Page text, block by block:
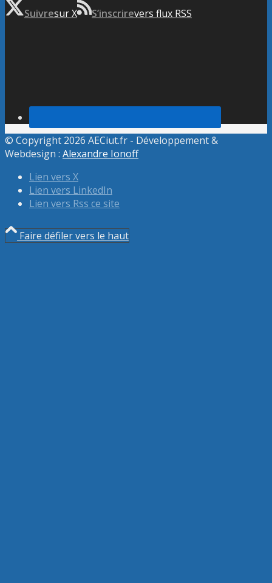
Suivresur X S’inscrirevers flux RSS
© Copyright 2026 AECiut.fr - Développement &
Webdesign : Alexandre Ionoff
Lien vers X
Lien vers LinkedIn
Lien vers Rss ce site
Faire défiler vers le haut